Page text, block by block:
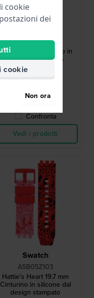
ASO28Z702
Bot 17 mm Cinturino in
silicone dal design
stampato
30,00 €
● Disponibile
Confronta
Vedi i prodotti
Swatch
ASB05Z103
Hattie's Heart 19.7 mm
Cinturino in silicone dal
design stampato
cookie
dei
cookie
Non ora